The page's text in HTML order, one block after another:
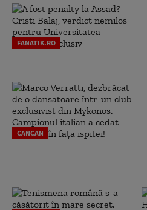
FANATIK.RO
CANCAN